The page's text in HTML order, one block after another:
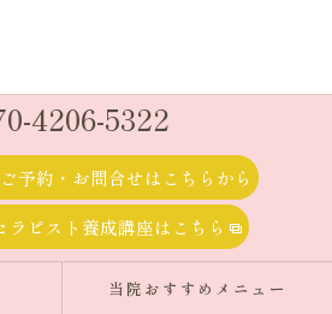
4206-5322
予約・お問合せはこちらから
ラピスト養成講座はこちら
当院おすすめメニュー